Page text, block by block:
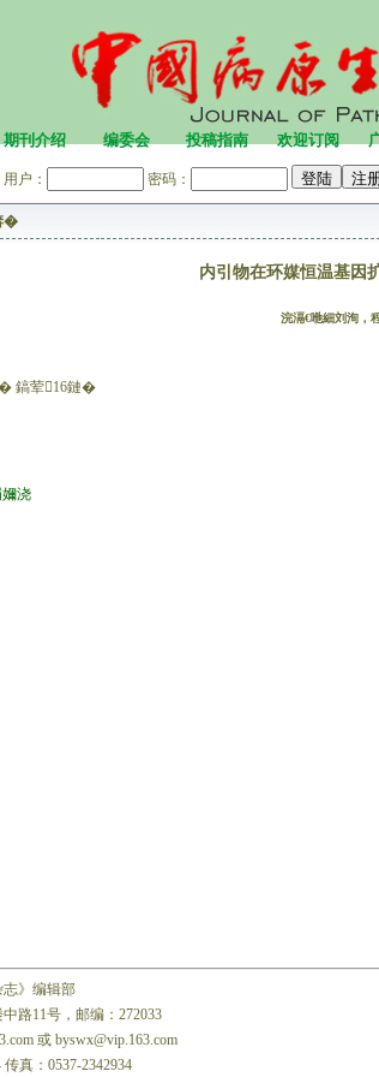
期刊介绍 编委会 投稿指南 欢迎订阅
户： 密码：
�
内引物在环媒恒温基因
浣滆€咃細刘洵，
鎬荤16鏈�
浇
志》编辑部
路11号，邮编：272033
或 byswx@vip.163.com
传真：0537-2342934